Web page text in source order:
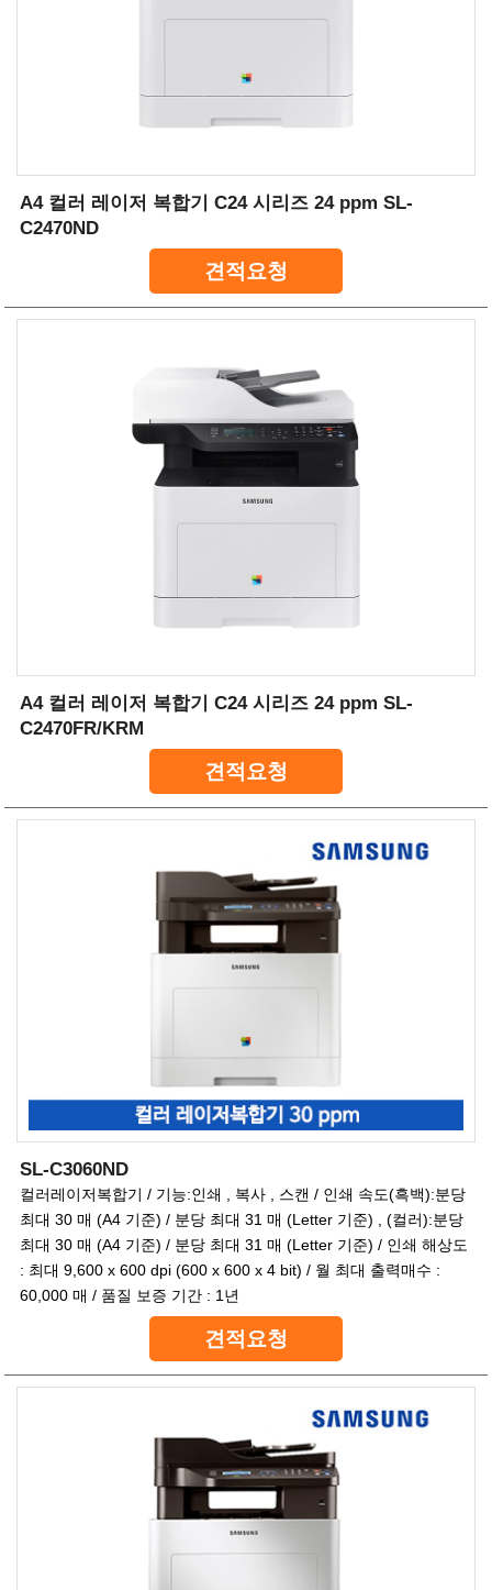
A4 컬러 레이저 복합기 C24 시리즈 24 ppm SL-
C2470ND
견적요청
A4 컬러 레이저 복합기 C24 시리즈 24 ppm SL-
C2470FR/KRM
견적요청
SL-C3060ND
컬러레이저복합기 / 기능:인쇄 , 복사 , 스캔 / 인쇄 속도(흑백):분당
최대 30 매 (A4 기준) / 분당 최대 31 매 (Letter 기준) , (컬러):분당
최대 30 매 (A4 기준) / 분당 최대 31 매 (Letter 기준) / 인쇄 해상도
: 최대 9,600 x 600 dpi (600 x 600 x 4 bit) / 월 최대 출력매수 :
60,000 매 / 품질 보증 기간 : 1년
견적요청